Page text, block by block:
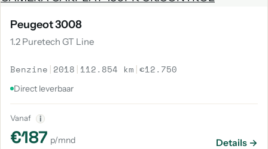
Peugeot 3008
1.2 Puretech GT Line
Benzine | 2018 | 112.854 km |€12.750
Direct leverbaar
Vanaf i
€187 p/mnd Details →